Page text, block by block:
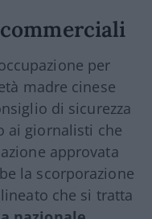
per
madre cinese
di sicurezza
ai giornalisti che
approvata
la scorporazione
che si tratta